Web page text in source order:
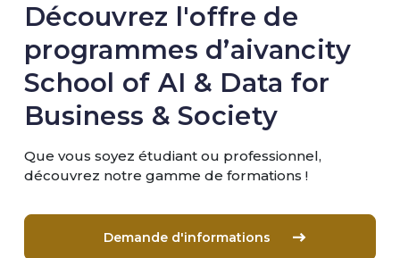
Découvrez l'offre de
programmes d’aivancity
School of AI & Data for
Business & Society
Que vous soyez étudiant ou professionnel,
découvrez notre gamme de formations !
Demande d'informations